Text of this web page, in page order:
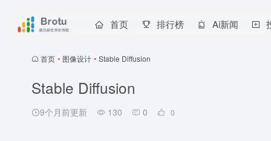
首页 排行榜 Ai新闻
首页 • 图像设计 • Stable Diffusion
Stable Diffusion
9个月前更新 130 0 0